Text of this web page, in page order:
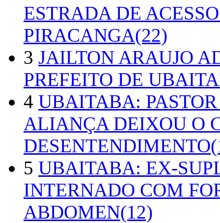
ESTRADA DE
PIRACANGA(22)
3 JAILTON ARAUJO
PREFEITO DE
4 UBAITABA:
ALIANÇA DEIXOU O
5 UBAITABA: EX-
INTERNADO COM
ABDOMEN(12)